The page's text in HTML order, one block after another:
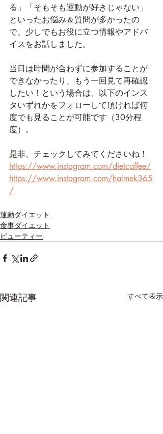
る」「そもそも運動が好きじゃない」
といったお悩み＆質問が多かったの
で、少しでもお役に立つ情報やアドバ
イスをお話しました。
当日は時間が合わずに参加することが
できなかったり、もう一回見て再確認
したい！という場合は、以下のインス
タいずれかをフォローして頂ければ何
度でも見ることが可能です（30分程
度）。
是非、チェックしてみてくださいね！
https://www.instagram.com/dietcaffee/
https://www.instagram.com/halmek365
/
運動ダイエット
食事ダイエット
ビューティー
関連記事 すべて表示